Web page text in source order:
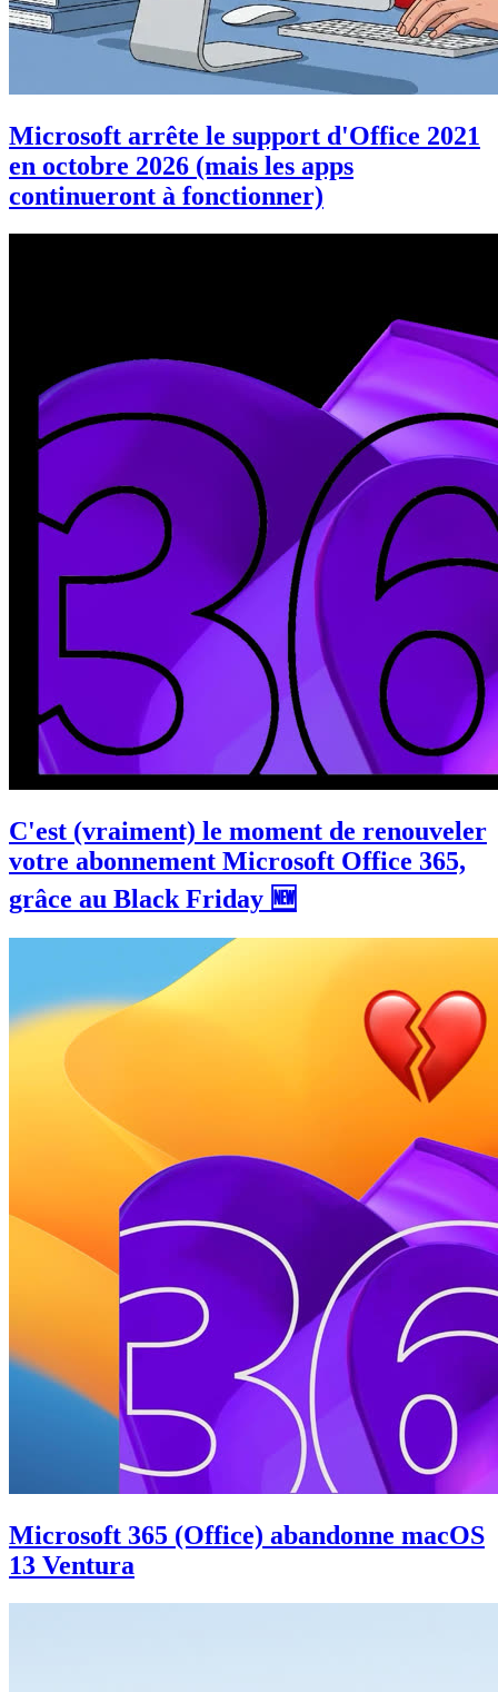
Microsoft arrête le support d'Office 2021
en octobre 2026 (mais les apps
continueront à fonctionner)
C'est (vraiment) le moment de renouveler
votre abonnement Microsoft Office 365,
grâce au Black Friday 🆕
Microsoft 365 (Office) abandonne macOS
13 Ventura